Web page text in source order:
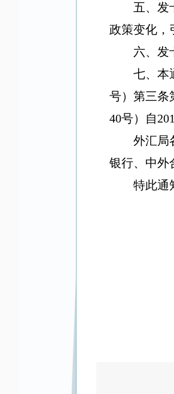
五、发
政策变化，
六、发
七、本
号）第三条
40号）自
外汇局
银行、中外
特此通